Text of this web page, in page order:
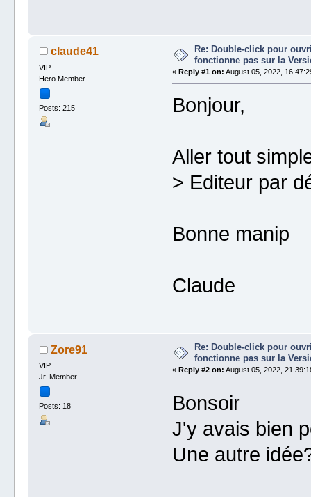
claude41
VIP
Hero Member
Posts: 215
Re: Double-click pour
fonctionne pas sur la
« Reply #1 on: August 05, 2022,
Bonjour,
Aller tout
> Editeur par
Bonne manip
Claude
Zore91
VIP
Jr. Member
Posts: 18
Re: Double-click pour
fonctionne pas sur la
« Reply #2 on: August 05, 2022,
Bonsoir
J'y avais bien
Une autre